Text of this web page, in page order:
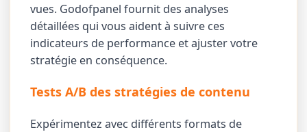
vues. Godofpanel fournit des analyses
détaillées qui vous aident à suivre ces
indicateurs de performance et ajuster votre
stratégie en conséquence.
Tests A/B des stratégies de contenu
Expérimentez avec différents formats de